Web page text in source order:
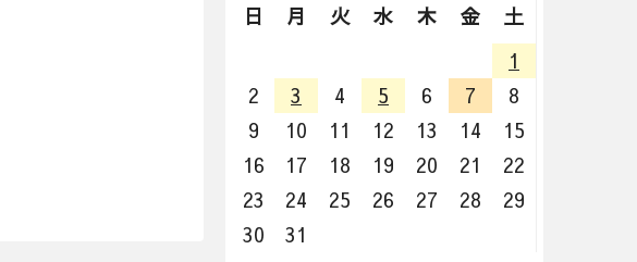
日
月 火 水 木 金
土
1
2
3 4 5 6 7
8
9
10 11 12 13 14
15
16
17 18 19 20 21
22
23
24 25 26 27 28
29
30
31